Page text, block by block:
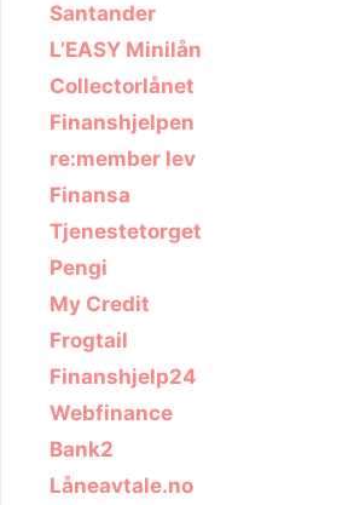
Santander
L’EASY Minilån
Collectorlånet
Finanshjelpen
re:member lev
Finansa
Tjenestetorget
Pengi
My Credit
Frogtail
Finanshjelp24
Webfinance
Bank2
Låneavtale.no